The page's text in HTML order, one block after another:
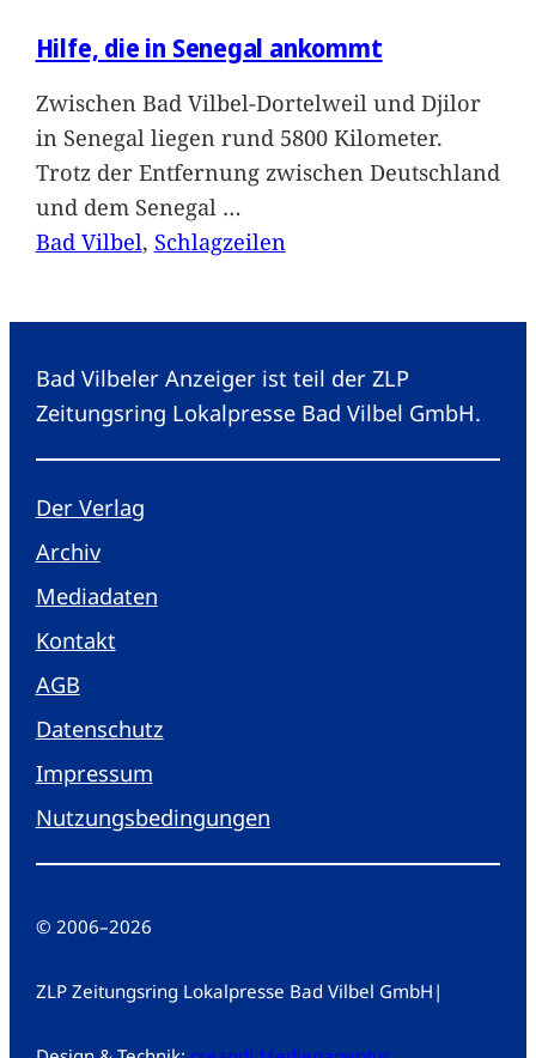
Hilfe, die in Senegal ankommt
Zwischen Bad Vilbel-Dortelweil und Djilor
in Senegal liegen rund 5800 Kilometer.
Trotz der Entfernung zwischen Deutschland
und dem Senegal …
Bad Vilbel, Schlagzeilen
Bad Vilbeler Anzeiger ist teil der ZLP
Zeitungsring Lokalpresse Bad Vilbel GmbH.
Der Verlag
Archiv
Mediadaten
Kontakt
AGB
Datenschutz
Impressum
Nutzungsbedingungen
© 2006–2026
ZLP Zeitungsring Lokalpresse Bad Vilbel GmbH |